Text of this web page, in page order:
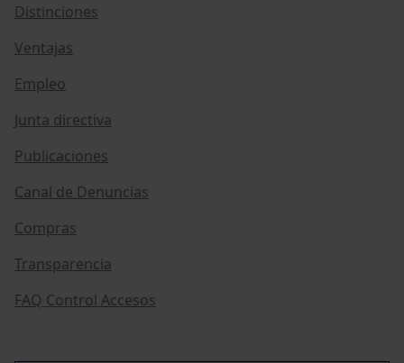
Distinciones
Ventajas
Empleo
Junta directiva
Publicaciones
Canal de Denuncias
Compras
Transparencia
FAQ Control Accesos